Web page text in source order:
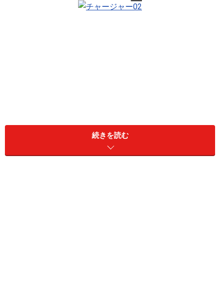
付属品は、ACアダプターと短いUSBケーブル3種。
続きを読む